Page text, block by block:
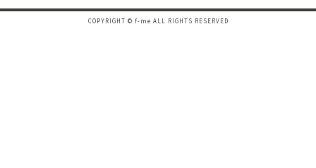
COPYRIGHT © f-me ALL RIGHTS RESERVED